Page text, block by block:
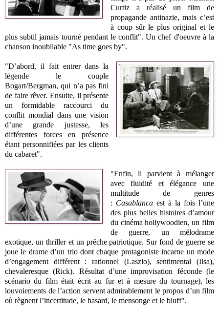
Curtiz a réalisé un film de
propagande antinazie, mais c’est
à coup sûr le plus original et le
plus subtil jamais tourné pendant le conflit". Un chef d'oeuvre à la
chanson inoubliable "As time goes by".
"D’abord, il fait entrer dans la
légende le couple
Bogart/Bergman, qui n’a pas fini
de faire rêver. Ensuite, il présente
un formidable raccourci du
conflit mondial dans une vision
d’une grande justesse, les
différentes forces en présence
étant personnifiées par les clients
du cabaret".
"Enfin, il parvient à mélanger
avec fluidité et élégance une
multitude de genres
: Casablanca est à la fois l’une
des plus belles histoires d’amour
du cinéma hollywoodien, un film
de guerre, un mélodrame
exotique, un thriller et un prêche patriotique. Sur fond de guerre se
joue le drame d’un trio dont chaque protagoniste incarne un mode
d’engagement différent : rationnel (Laszlo), sentimental (Ilsa),
chevaleresque (Rick). Résultat d’une improvisation féconde (le
scénario du film était écrit au fur et à mesure du tournage), les
louvoiements de l’action servent admirablement le propos d’un film
où règnent l’incertitude, le hasard, le mensonge et le bluff".